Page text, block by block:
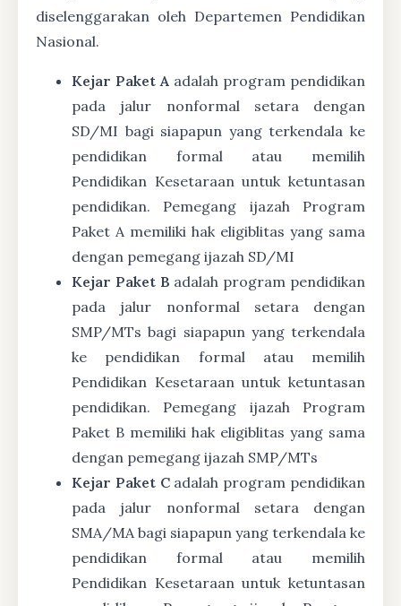
diselenggarakan oleh Departemen Pendidikan
Nasional.
Kejar Paket A adalah program pendidikan
pada jalur nonformal setara dengan
SD/MI bagi siapapun yang terkendala ke
pendidikan formal atau memilih
Pendidikan Kesetaraan untuk ketuntasan
pendidikan. Pemegang ijazah Program
Paket A memiliki hak eligiblitas yang sama
dengan pemegang ijazah SD/MI
Kejar Paket B adalah program pendidikan
pada jalur nonformal setara dengan
SMP/MTs bagi siapapun yang terkendala
ke pendidikan formal atau memilih
Pendidikan Kesetaraan untuk ketuntasan
pendidikan. Pemegang ijazah Program
Paket B memiliki hak eligiblitas yang sama
dengan pemegang ijazah SMP/MTs
Kejar Paket Cadalah program pendidikan
pada jalur nonformal setara dengan
SMA/MA bagi siapapun yang terkendala ke
pendidikan formal atau memilih
Pendidikan Kesetaraan untuk ketuntasan